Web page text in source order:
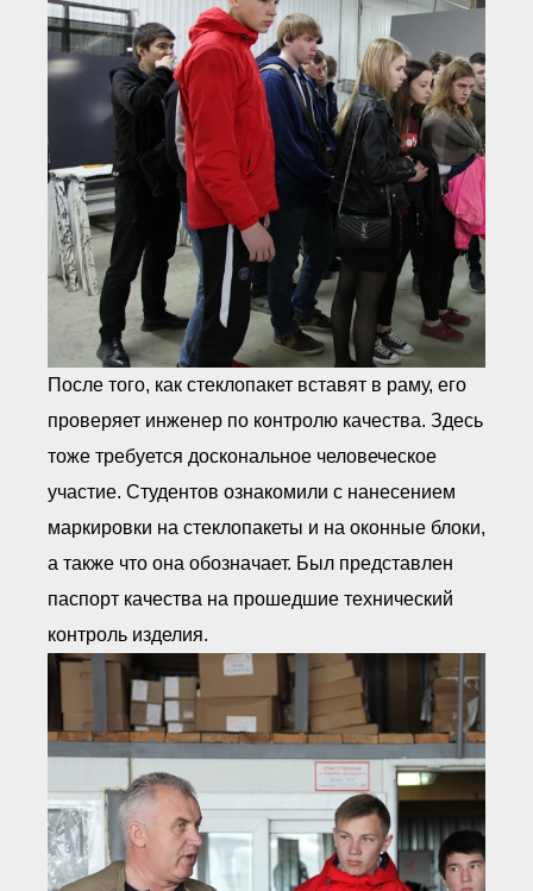
После того, как стеклопакет вставят в раму, его
проверяет инженер по контролю качества. Здесь
тоже требуется доскональное человеческое
участие. Студентов ознакомили с нанесением
маркировки на стеклопакеты и на оконные блоки,
а также что она обозначает. Был представлен
паспорт качества на прошедшие технический
контроль изделия.